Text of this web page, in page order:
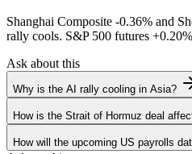
Shanghai Composite -0.36% and
rally cools. S&P 500 futures +0.20%
Ask about this
Why is the AI rally cooling in Asia?
How is the Strait of Hormuz deal
How will the upcoming US payrolls